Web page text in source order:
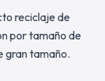
reciclaje de
por tamaño de
gran tamaño.